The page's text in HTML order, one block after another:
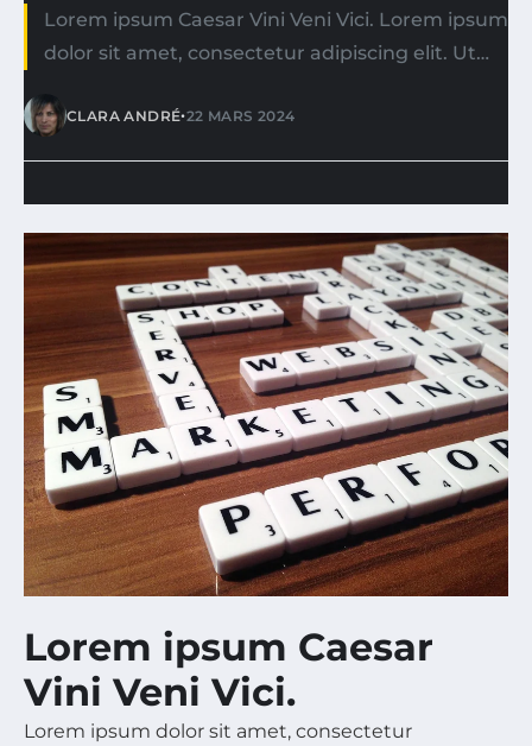
Lorem ipsum Caesar Vini Veni Vici. Lorem ipsum
dolor sit amet, consectetur adipiscing elit. Ut…
CLARA ANDRÉ•22 MARS 2024
Lorem ipsum Caesar
Vini Veni Vici.
Lorem ipsum dolor sit amet, consectetur